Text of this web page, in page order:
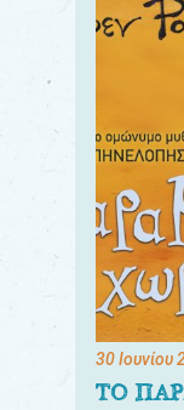
30 Ιουνίου
ΤΟ